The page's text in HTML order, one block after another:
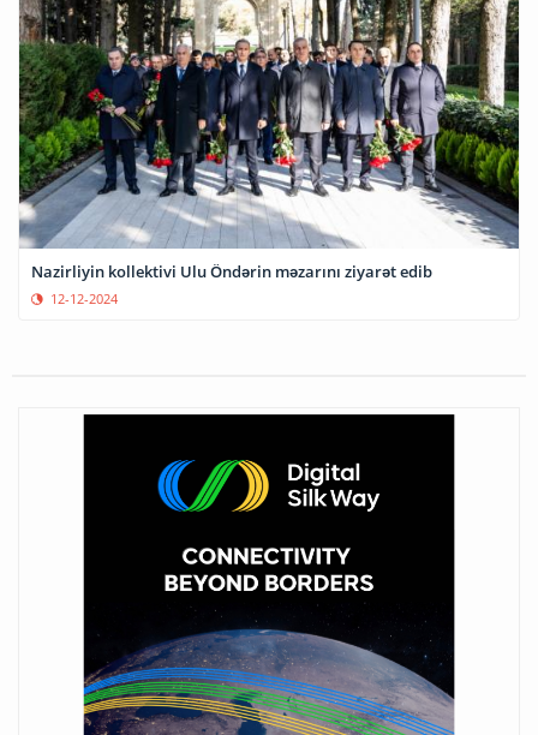
Nazirliyin kollektivi Ulu Öndərin məzarını ziyarət edib
12-12-2024